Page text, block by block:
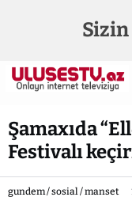
Şamaxıda
Festivalı
gundem / sosial / manset